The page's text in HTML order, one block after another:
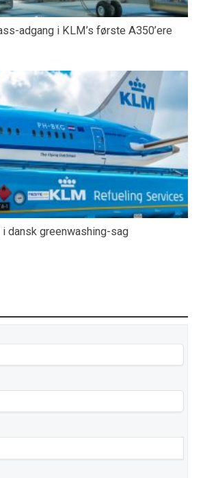
adgang i KLM’s første A350’ere
dansk greenwashing-sag